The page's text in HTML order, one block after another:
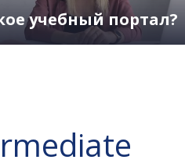
учебный портал?